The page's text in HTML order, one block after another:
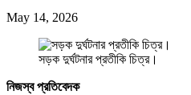
May 14, 2026
সড়ক দুর্ঘটনার প্রতীকি চিত্র।
নিজস্ব প্রতিবেদক